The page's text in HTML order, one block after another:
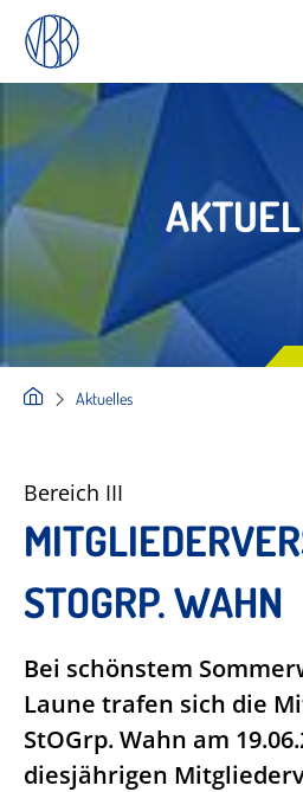
Aktuelles
Bereich III
STOGRP. WAHN
Bei schönstem
Laune trafen sich die
StOGrp. Wahn am
diesjährigen